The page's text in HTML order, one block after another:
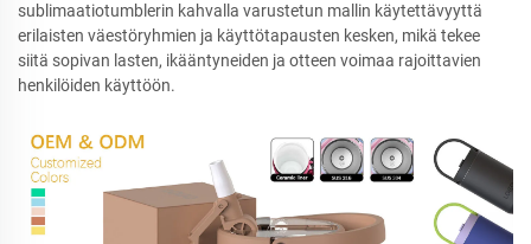
sublimaatiotumblerin kahvalla varustetun mallin käytettävyyttä
erilaisten väestöryhmien ja käyttötapausten kesken, mikä tekee
siitä sopivan lasten, ikääntyneiden ja otteen voimaa rajoittavien
henkilöiden käyttöön.